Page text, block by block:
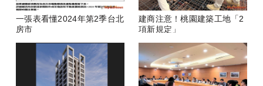
一張表看懂2024年第2季台北
房市
建商注意！桃園建築工地「2
項新規定」